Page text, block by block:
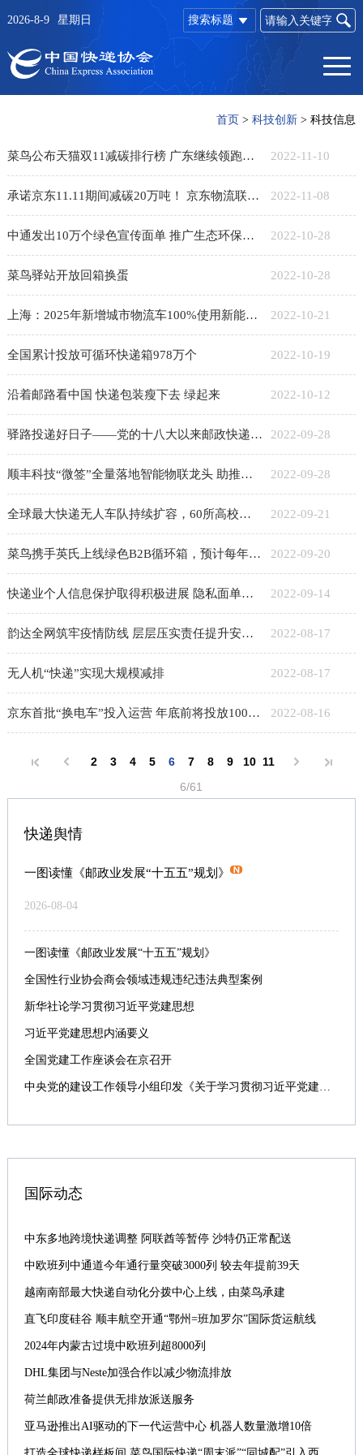
搜索标题
2026-8-9 星期日
首页 >科技创新 >科技信息
菜鸟公布天猫双11减碳排行榜 广东继续领跑减碳大省排行榜 2022-11-10
承诺京东11.11期间减碳20万吨！ 京东物流联动消费者参与“供应链脱碳计划” 2022-11-08
中通发出10万个绿色宣传面单 推广生态环保理念 2022-10-28
菜鸟驿站开放回箱换蛋 2022-10-28
上海：2025年新增城市物流车100%使用新能源或清洁能源 2022-10-21
全国累计投放可循环快递箱978万个 2022-10-19
沿着邮路看中国 快递包装瘦下去 绿起来 2022-10-12
驿路投递好日子——党的十八大以来邮政快递业发展成就综述 2022-09-28
顺丰科技“微签”全量落地智能物联龙头 助推企业降本增效 2022-09-28
全球最大快递无人车队持续扩容，60所高校新学期迎来全新菜鸟无人车 2022-09-21
菜鸟携手英氏上线绿色B2B循环箱，预计每年可少用16万个纸箱 2022-09-20
快递业个人信息保护取得积极进展 隐私面单使用量达日均1亿单 2022-09-14
韵达全网筑牢疫情防线 层层压实责任提升安全运营水平 2022-08-17
无人机“快递”实现大规模减排 2022-08-17
京东首批“换电车”投入运营 年底前将投放1000台换电轻卡 2022-08-16
2 3 4 5 6 7 8 9 10 11
6/61
快递舆情
一图读懂《邮政业发展“十五五”规划》
2026-08-04
一图读懂《邮政业发展“十五五”规划》
全国性行业协会商会领域违规违纪违法典型案例
新华社论学习贯彻习近平党建思想
习近平党建思想内涵要义
全国党建工作座谈会在京召开
中央党的建设工作领导小组印发《关于学习贯彻习近平党建思想的通知》
国际动态
中东多地跨境快递调整 阿联酋等暂停 沙特仍正常配送
中欧班列中通道今年通行量突破3000列 较去年提前39天
越南南部最大快递自动化分拨中心上线，由菜鸟承建
直飞印度硅谷 顺丰航空开通“鄂州=班加罗尔”国际货运航线
2024年内蒙古过境中欧班列超8000列
DHL集团与Neste加强合作以减少物流排放
荷兰邮政准备提供无排放派送服务
亚马逊推出AI驱动的下一代运营中心 机器人数量激增10倍